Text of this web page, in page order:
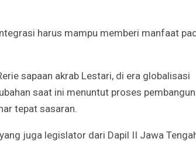
harus mampu memberi manfaat
sapaan akrab Lestari, di era globalisasi
saat ini menuntut proses
tepat sasaran.
juga legislator dari Dapil II Jawa